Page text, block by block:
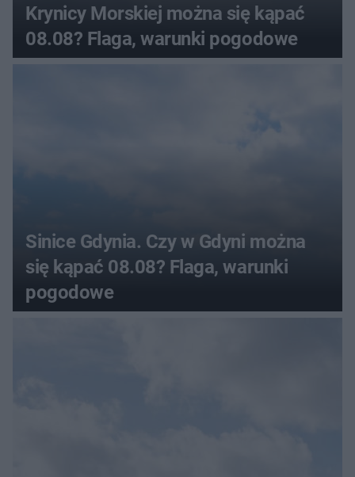
Krynicy Morskiej można się kąpać
08.08? Flaga, warunki pogodowe
Sinice Gdynia. Czy w Gdyni można
się kąpać 08.08? Flaga, warunki
pogodowe